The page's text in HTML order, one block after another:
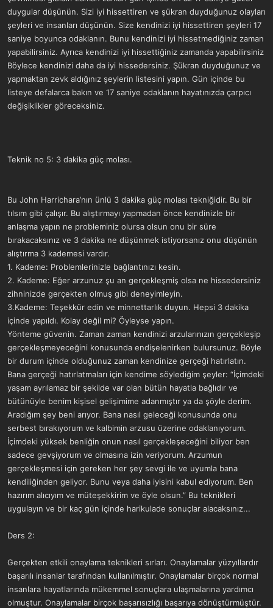
duygular düşünün. Sizi iyi hissettiren ve şükran duyduğunuz olayları
şeyleri ve insanları düşünün. Size kendinizi iyi hissettiren şeyleri 17
saniye boyunca odaklanın. Bunu kendinizi iyi hissetmediğiniz zaman
yapabilirsiniz. Ayrıca kendinizi iyi hissettiğiniz zamanda yapabilirsiniz
Böylece kendinizi daha da iyi hissedersiniz. Şükran duyduğunuz ve
yapmaktan zevk aldığınız şeylerin listesini yapın. Gün içinde bu
listeye defalarca bakın ve 17 saniye odaklanın hayatınızda çarpıcı
değişiklikler göreceksiniz.
Teknik no 5: 3 dakika güç molası.
Bu John Harrichara’nın ünlü 3 dakika güç molası tekniğidir. Bu bir
tılsım gibi çalışır. Bu alıştırmayı yapmadan önce kendinizle bir
anlaşma yapın ne probleminiz olursa olsun onu bir süre
bırakacaksınız ve 3 dakika ne düşünmek istiyorsanız onu düşünün
alıştırma 3 kademesi vardır.
1. Kademe: Problemlerinizle bağlantınızı kesin.
2. Kademe: Eğer arzunuz şu an gerçekleşmiş olsa ne hissedersiniz
zihninizde gerçekten olmuş gibi deneyimleyin.
3.Kademe: Teşekkür edin ve minnettarlık duyun. Hepsi 3 dakika
içinde yapıldı. Kolay değil mi? Öyleyse yapın.
Yönteme güvenin. Zaman zaman kendinizi arzularınızın gerçekleşip
gerçekleşmeyeceğini konusunda endişelenirken bulursunuz. Böyle
bir durum içinde olduğunuz zaman kendinize gerçeği hatırlatın.
Bana gerçeği hatırlatmaları için kendime söylediğim şeyler: “İçimdeki
yaşam ayrılamaz bir şekilde var olan bütün hayatla bağlıdır ve
bütünüyle benim kişisel gelişimime adanmıştır ya da şöyle derim.
Aradığım şey beni arıyor. Bana nasıl geleceği konusunda onu
serbest bırakıyorum ve kalbimin arzusu üzerine odaklanıyorum.
İçimdeki yüksek benliğin onun nasıl gerçekleşeceğini biliyor ben
sadece gevşiyorum ve olmasına izin veriyorum. Arzumun
gerçekleşmesi için gereken her şey sevgi ile ve uyumla bana
kendiliğinden geliyor. Bunu veya daha iyisini kabul ediyorum. Ben
hazırım alıcıyım ve müteşekkirim ve öyle olsun.” Bu teknikleri
uygulayın ve bir kaç gün içinde harikulade sonuçlar alacaksınız...
Ders 2:
Gerçekten etkili onaylama teknikleri sırları. Onaylamalar yüzyıllardır
başarılı insanlar tarafından kullanılmıştır. Onaylamalar birçok normal
insanlara hayatlarında mükemmel sonuçlara ulaşmalarına yardımcı
olmuştur. Onaylamalar birçok başarısızlığı başarıya dönüştürmüştür.